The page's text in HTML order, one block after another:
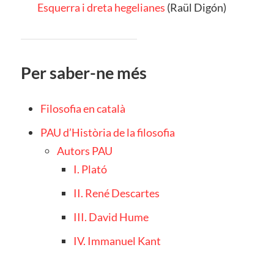
Esquerra i dreta hegelianes (Raül Digón)
Per saber-ne més
Filosofia en català
PAU d’Història de la filosofia
Autors PAU
I. Plató
II. René Descartes
III. David Hume
IV. Immanuel Kant